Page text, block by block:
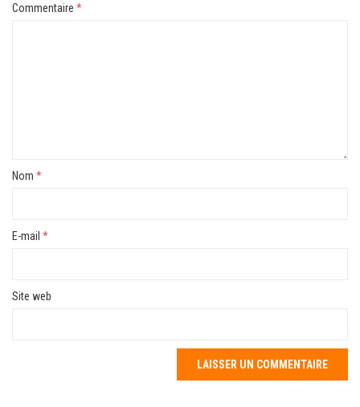
Commentaire *
Nom *
E-mail *
Site web